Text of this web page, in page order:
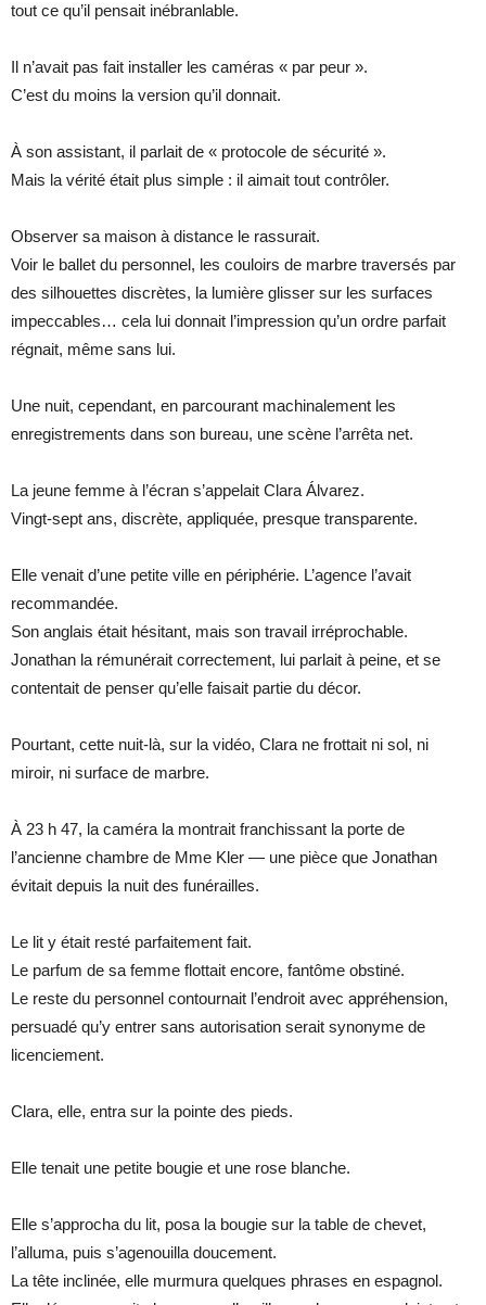
tout ce qu’il pensait inébranlable.
Il n’avait pas fait installer les caméras « par peur ».
C’est du moins la version qu’il donnait.
À son assistant, il parlait de « protocole de sécurité ».
Mais la vérité était plus simple : il aimait tout contrôler.
Observer sa maison à distance le rassurait.
Voir le ballet du personnel, les couloirs de marbre traversés par
des silhouettes discrètes, la lumière glisser sur les surfaces
impeccables… cela lui donnait l’impression qu’un ordre parfait
régnait, même sans lui.
Une nuit, cependant, en parcourant machinalement les
enregistrements dans son bureau, une scène l’arrêta net.
La jeune femme à l’écran s’appelait Clara Álvarez.
Vingt-sept ans, discrète, appliquée, presque transparente.
Elle venait d’une petite ville en périphérie. L’agence l’avait
recommandée.
Son anglais était hésitant, mais son travail irréprochable.
Jonathan la rémunérait correctement, lui parlait à peine, et se
contentait de penser qu’elle faisait partie du décor.
Pourtant, cette nuit-là, sur la vidéo, Clara ne frottait ni sol, ni
miroir, ni surface de marbre.
À 23 h 47, la caméra la montrait franchissant la porte de
l’ancienne chambre de Mme Kler — une pièce que Jonathan
évitait depuis la nuit des funérailles.
Le lit y était resté parfaitement fait.
Le parfum de sa femme flottait encore, fantôme obstiné.
Le reste du personnel contournait l’endroit avec appréhension,
persuadé qu’y entrer sans autorisation serait synonyme de
licenciement.
Clara, elle, entra sur la pointe des pieds.
Elle tenait une petite bougie et une rose blanche.
Elle s’approcha du lit, posa la bougie sur la table de chevet,
l’alluma, puis s’agenouilla doucement.
La tête inclinée, elle murmura quelques phrases en espagnol.